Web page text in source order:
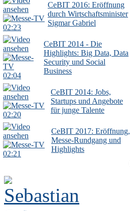
02:23
CeBIT 2016: Eröffnung
durch Wirtschaftsminister
Sigmar Gabriel
02:04
CeBIT 2014 - Die
Highlights: Big Data, Data
Security und Social
Business
02:20
CeBIT 2014: Jobs,
Startups und Angebote
für junge Talente
02:21
CeBIT 2017: Eröffnung,
Messe-Rundgang und
Highlights